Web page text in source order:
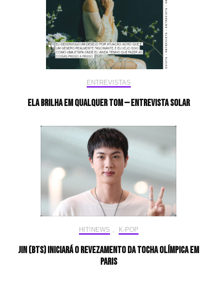
ENTREVISTAS
Ela brilha em qualquer tom — Entrevista Solar
HIT!NEWS K-POP
Jin (BTS) iniciará o revezamento da tocha olímpica em
Paris